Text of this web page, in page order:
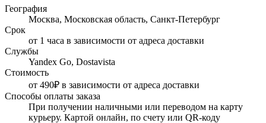
География
Москва, Московская область, Санкт-Петербург
Срок
от 1 часа в зависимости от адреса доставки
Службы
Yandex Go, Dostavista
Стоимость
от 490₽ в зависимости от адреса доставки
Способы оплаты заказа
При получении наличными или переводом на карту
курьеру. Картой онлайн, по счету или QR-коду